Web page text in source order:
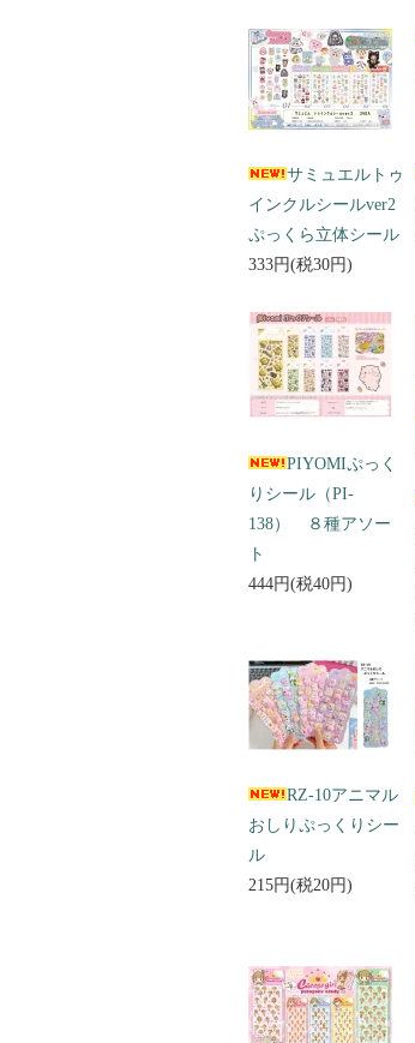
サミュエルトゥ
インクルシールver2
ぷっくら立体シール
333円(税30円)
PIYOMIぷっく
りシール（PI-
138） ８種アソー
ト
444円(税40円)
RZ-10アニマル
おしりぷっくりシー
ル
215円(税20円)